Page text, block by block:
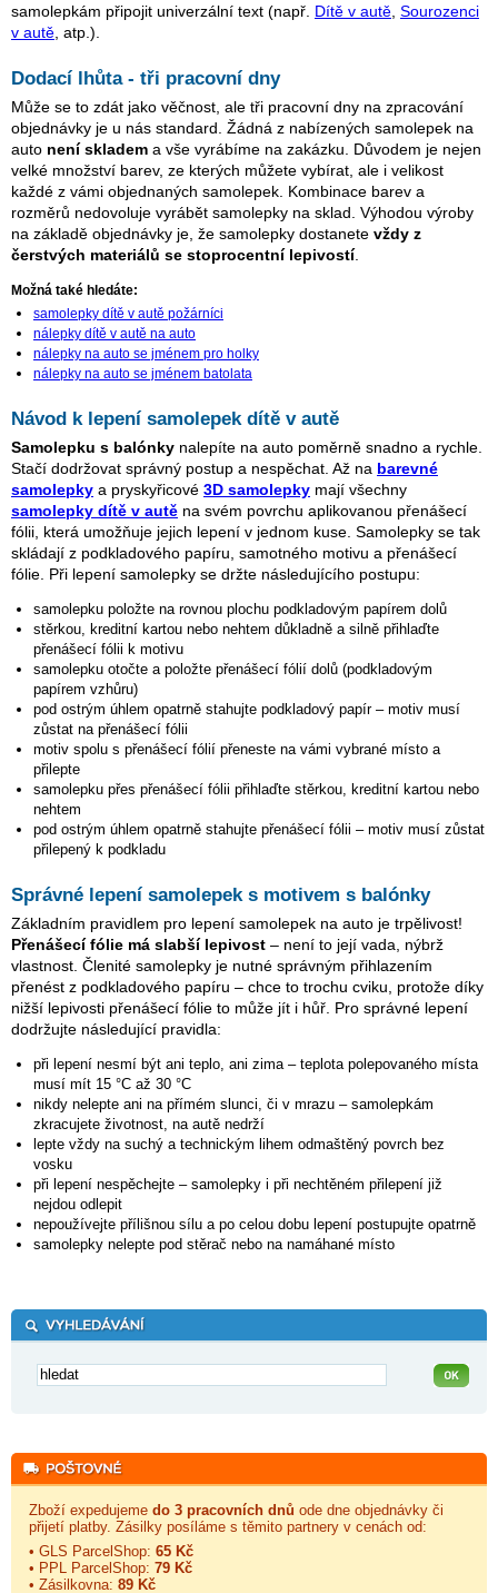
samolepkám připojit univerzální text (např. Dítě v autě Sourozenci
v autě , atp.).
Dodací lhůta - tři pracovní dny
Může se to zdát jako věčnost, ale tři pracovní dny na zpracování
objednávky je u nás standard. Žádná z nabízených samolepek na
auto není skladem a vše vyrábíme na zakázku. Důvodem je nejen
velké množství barev, ze kterých můžete vybírat, ale i velikost
každé z vámi objednaných samolepek. Kombinace barev a
rozměrů nedovoluje vyrábět samolepky na sklad. Výhodou výroby
na základě objednávky je, že samolepky dostanete vždy z
čerstvých materiálů se stoprocentní lepivostí.
Možná také hledáte:
samolepky dítě v autě požárníci
nálepky dítě v autě na auto
nálepky na auto se jménem pro holky
nálepky na auto se jménem batolata
Návod k lepení samolepek dítě v autě
Samolepku s balónky nalepíte na auto poměrně snadno a rychle.
Stačí dodržovat správný postup a nespěchat. Až na barevné
samolepky a pryskyřicové 3D samolepky mají všechny
samolepky dítě v autě na svém povrchu aplikovanou přenášecí
fólii, která umožňuje jejich lepení v jednom kuse. Samolepky se tak
skládají z podkladového papíru, samotného motivu a přenášecí
fólie. Při lepení samolepky se držte následujícího postupu:
samolepku položte na rovnou plochu podkladovým papírem dolů
stěrkou, kreditní kartou nebo nehtem důkladně a silně přihlaďte
přenášecí fólii k motivu
samolepku otočte a položte přenášecí fólií dolů (podkladovým
papírem vzhůru)
pod ostrým úhlem opatrně stahujte podkladový papír – motiv musí
zůstat na přenášecí fólii
motiv spolu s přenášecí fólií přeneste na vámi vybrané místo a
přilepte
samolepku přes přenášecí fólii přihlaďte stěrkou, kreditní kartou nebo
nehtem
pod ostrým úhlem opatrně stahujte přenášecí fólii – motiv musí zůstat
přilepený k podkladu
Správné lepení samolepek s motivem s balónky
Základním pravidlem pro lepení samolepek na auto je trpělivost!
Přenášecí fólie má slabší lepivost – není to její vada, nýbrž
vlastnost. Členité samolepky je nutné správným přihlazením
přenést z podkladového papíru – chce to trochu cviku, protože díky
nižší lepivosti přenášecí fólie to může jít i hůř. Pro správné lepení
dodržujte následující pravidla:
při lepení nesmí být ani teplo, ani zima – teplota polepovaného místa
musí mít 15 °C až 30 °C
nikdy nelepte ani na přímém slunci, či v mrazu – samolepkám
zkracujete životnost, na autě nedrží
lepte vždy na suchý a technickým lihem odmaštěný povrch bez
vosku
při lepení nespěchejte – samolepky i při nechtěném přilepení již
nejdou odlepit
nepoužívejte přílišnou sílu a po celou dobu lepení postupujte opatrně
samolepky nelepte pod stěrač nebo na namáhané místo
Zboží expedujeme do 3 pracovních dnů ode dne objednávky či
přijetí platby. Zásilky posíláme s těmito partnery v cenách od:
• GLS ParcelShop: 65 Kč
• PPL ParcelShop: 79 Kč
• Zásilkovna: 89 Kč